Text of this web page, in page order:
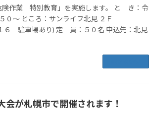
険作業 特別教育」を実施します。 と き：令
５０～ ところ：サンライフ北見 ２Ｆ
６ 駐車場あり) 定 員：５０名 申込先：北見
会が札幌市で開催されます！